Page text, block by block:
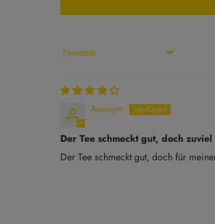
Sort by
Anonym
Der Tee schmeckt gut, doch zuviel
Der Tee schmeckt gut, doch für